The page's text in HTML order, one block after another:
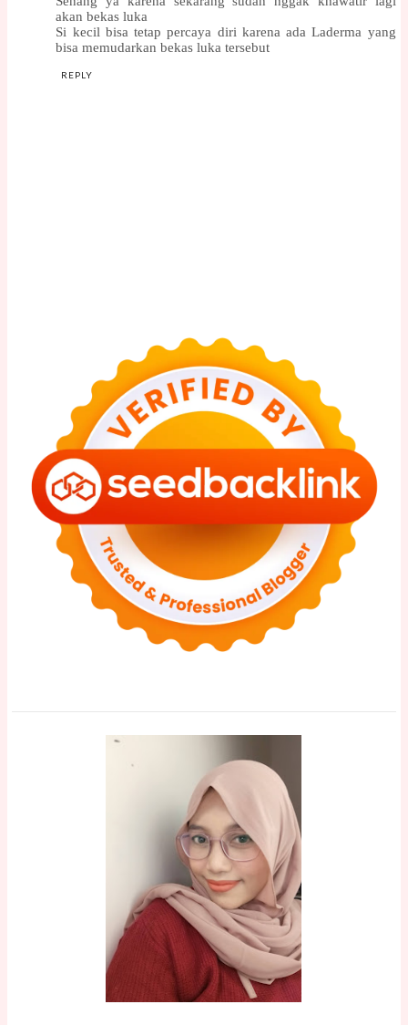
akan bekas luka
Si kecil bisa tetap percaya diri karena ada Laderma yang
bisa memudarkan bekas luka tersebut
REPLY